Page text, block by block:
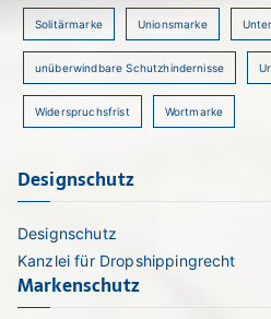
Solitärmarke Unionsmarke
unüberwindbare Schutzhindernisse
Widerspruchsfrist Wortmarke
Designschutz
Designschutz
Kanzlei für Dropshippingrecht
Markenschutz